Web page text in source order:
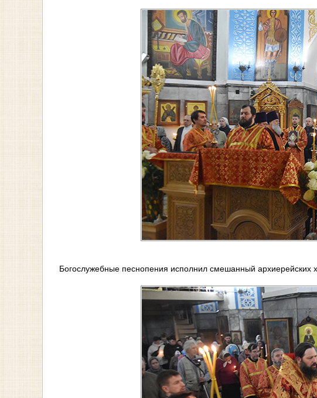
Богослужебные песнопения исполнил смешанный архиерейских